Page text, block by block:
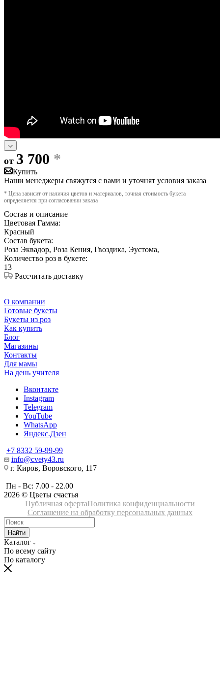
от 3 700 *
Купить
Наши менеджеры свяжутся с вами и уточнят условия заказа
* Цена зависит от наличия цветов и материалов, точная стоимость букета
определяется при согласовании заказа
Состав и описание
Цветовая Гамма:
Красный
Состав букета:
Роза Эквадор, Роза Кения, Гвоздика, Эустома,
Количество роз в букете:
13
Рассчитать доставку
О компании
Готовые букеты
Букеты из роз
Как купить
Блог
Магазины
Контакты
Для мамы
На день учителя
Вконтакте
Instagram
Telegram
YouTube
WhatsApp
Яндекс.Дзен
+7 8332 59-99-99
info@cvety43.ru
г. Киров, Воровского, 117
Пн - Вс: 7.00 - 22.00
2026 © Цветы счастья
Публичная офертаПолитика конфиденциальности
Соглашение на обработку персональных данных
Найти
Каталог
По всему сайту
По каталогу